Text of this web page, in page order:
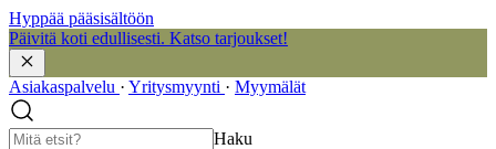
Hyppää pääsisältöön
Päivitä koti edullisesti. Katso tarjoukset!
Asiakaspalvelu · Yritysmyynti · Myymälät
Haku